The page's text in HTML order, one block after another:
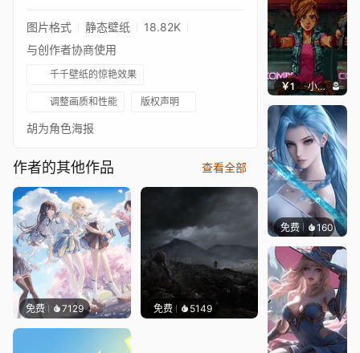
图片格式 静态壁纸
18.82K
与创作者协商使用
千千壁纸的惊艳效果
调整画质和性能 版权声明
胡为角色海报
作者的其他作品 查看全部
免费 7129 免费 5149
￥1 小鹿子
免费 160好看